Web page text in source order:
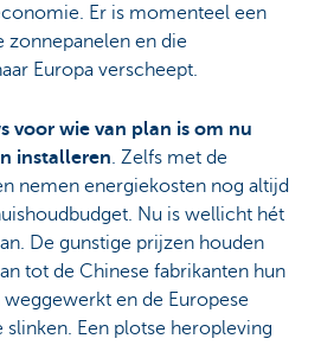
Er is momenteel een
zonnepanelen en die
Europa verscheept.
voor wie van plan is om nu
installeren. Zelfs met de
nemen energiekosten nog altijd
Nu is wellicht hét
De gunstige prijzen houden
tot de Chinese fabrikanten hun
en de Europese
Een plotse heropleving